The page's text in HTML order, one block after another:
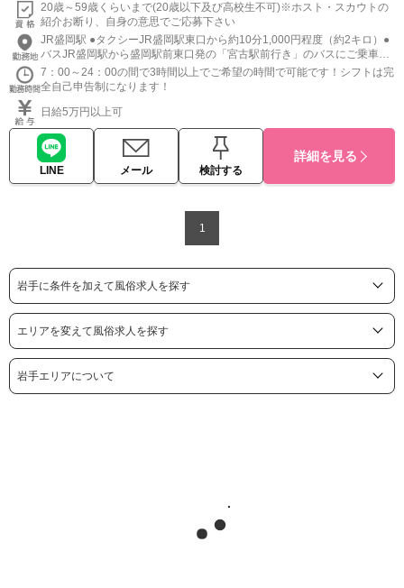
20歳～59歳くらいまで(20歳以下及び高校生不可)※ホスト・スカウトの
紹介お断り、自身の意思でご応募下さい
JR盛岡駅 ●タクシーJR盛岡駅東口から約10分1,000円程度（約2キロ）●
バスJR盛岡駅から盛岡駅前東口発の「宮古駅前行き」のバスにご乗車い
ただき「盛岡バスセンター」で下車し、徒歩3分の場所にABCがございま
す。※交通アクセスの詳細は公式サイト認証ページの下部をご確認下さ
7：00～24：00の間で3時間以上でご希望の時間で可能です！シフトは完
全自己申告制になります！
日給5万円以上可
LINE メール 検討する
詳細を見る
1
岩手に条件を加えて風俗求人を探す
エリアを変えて風俗求人を探す
岩手エリアについて